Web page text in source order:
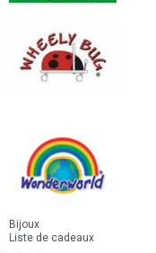
Bijoux
Liste de cadeaux